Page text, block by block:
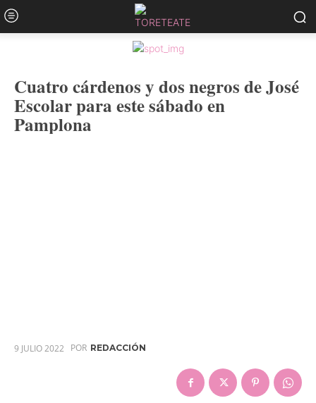
Cuatro cárdenos y dos negros de José
Escolar para este sábado en
Pamplona
9 JULIO 2022 POR REDACCIÓN